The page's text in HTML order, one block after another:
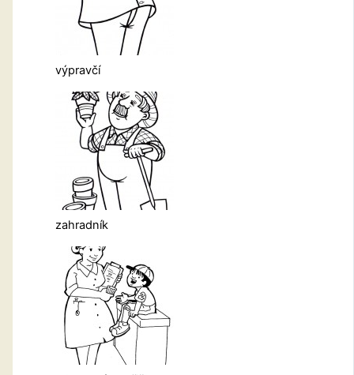
výpravčí
zahradník